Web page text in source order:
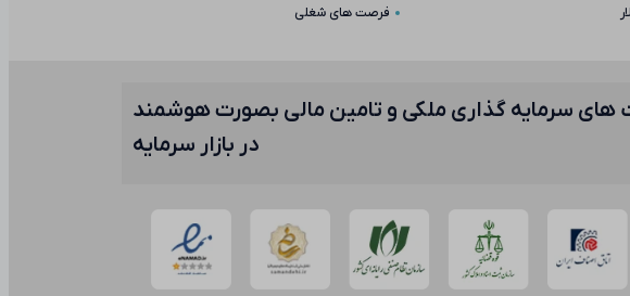
فرصت های شغلی
دهنده فرصت های سرمایه گذاری ملکی و تامین مالی بصورت هوشمند
در بازار سرمایه